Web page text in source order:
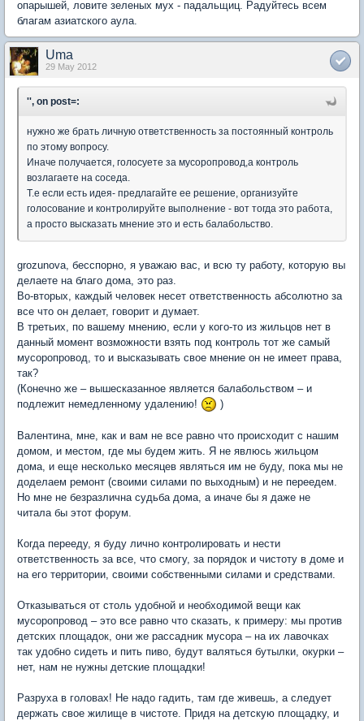
опарышей, ловите зеленых мух - падальщиц. Радуйтесь всем
благам азиатского аула.
Uma
29 May 2012
'', on post=:
нужно же брать личную ответственность за постоянный контроль
по этому вопросу.
Иначе получается, голосуете за мусоропровод,а контроль
возлагаете на соседа.
Т.е если есть идея- предлагайте ее решение, организуйте
голосование и контролируйте выполнение - вот тогда это работа,
а просто высказать мнение это и есть балабольство.
grozunova, бесспорно, я уважаю вас, и всю ту работу, которую вы
делаете на благо дома, это раз.
Во-вторых, каждый человек несет ответственность абсолютно за
все что он делает, говорит и думает.
В третьих, по вашему мнению, если у кого-то из жильцов нет в
данный момент возможности взять под контроль тот же самый
мусоропровод, то и высказывать свое мнение он не имеет права,
так?
(Конечно же – вышесказанное является балабольством – и
подлежит немедленному удалению!
)
Валентина, мне, как и вам не все равно что происходит с нашим
домом, и местом, где мы будем жить. Я не явлюсь жильцом
дома, и еще несколько месяцев являться им не буду, пока мы не
доделаем ремонт (своими силами по выходным) и не переедем.
Но мне не безразлична судьба дома, а иначе бы я даже не
читала бы этот форум.
Когда перееду, я буду лично контролировать и нести
ответственность за все, что смогу, за порядок и чистоту в доме и
на его территории, своими собственными силами и средствами.
Отказываться от столь удобной и необходимой вещи как
мусоропровод – это все равно что сказать, к примеру: мы против
детских площадок, они же рассадник мусора – на их лавочках
так удобно сидеть и пить пиво, будут валяться бутылки, окурки –
нет, нам не нужны детские площадки!
Разруха в головах! Не надо гадить, там где живешь, а следует
держать свое жилище в чистоте. Придя на детскую площадку, и